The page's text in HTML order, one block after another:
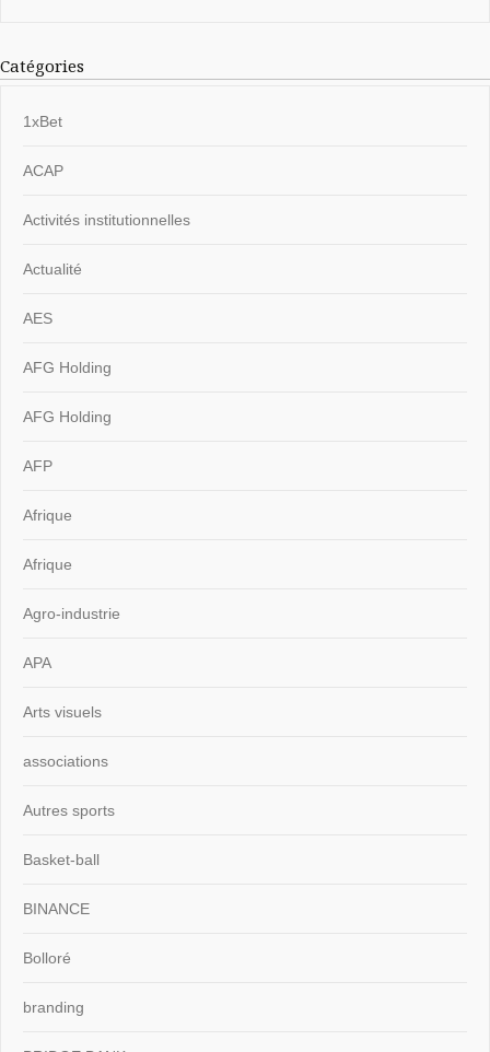
Catégories
1xBet
ACAP
Activités institutionnelles
Actualité
AES
AFG Holding
AFG Holding
AFP
Afrique
Afrique
Agro-industrie
APA
Arts visuels
associations
Autres sports
Basket-ball
BINANCE
Bolloré
branding